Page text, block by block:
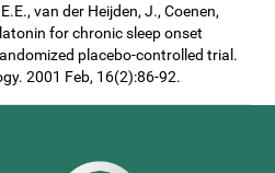
van der Heijden, J., Coenen,
for chronic sleep onset
placebo-controlled trial.
2001 Feb, 16(2):86-92.